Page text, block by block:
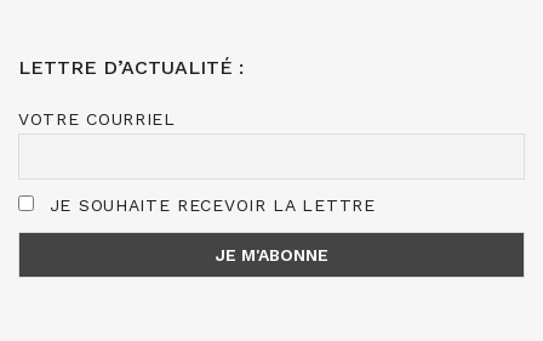
LETTRE D’ACTUALITÉ :
VOTRE COURRIEL
JE SOUHAITE RECEVOIR LA LETTRE